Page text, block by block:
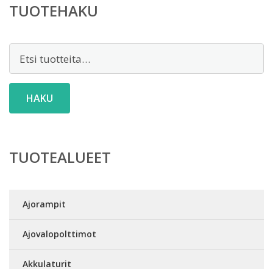
TUOTEHAKU
HAKU
TUOTEALUEET
Ajorampit
Ajovalopolttimot
Akkulaturit